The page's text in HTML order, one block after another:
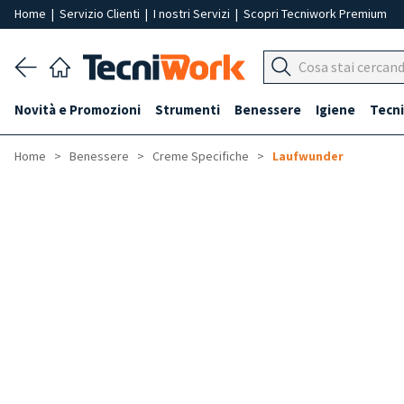
Home | Servizio Clienti | I nostri Servizi | Scopri Tecniwork Premium
Novità e Promozioni Strumenti Benessere Igiene
Home Benessere Creme Specifiche Laufwunder